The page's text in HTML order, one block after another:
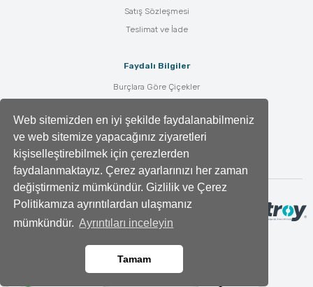
Web sitemizden en iyi şekilde faydalanabilmeniz
ve web sitemize yapacağınız ziyaretleri
kişiselleştirebilmek için çerezlerden
faydalanmaktayız. Çerez ayarlarınızı her zaman
değiştirmeniz mümkündür. Gizlilik ve Çerez
Politikamıza ayrıntılardan ulaşmanız
mümkündür. Ayrıntıları inceleyin
Tamam
Satış Sözleşmesi
Teslimat ve İade
Faydalı Bilgiler
Burçlara Göre Çiçekler
Çiçek Anlamları
Tüm Blog Yazıları